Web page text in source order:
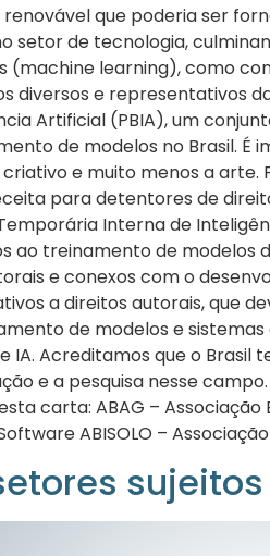
que poderia ser
setor de tecnologia,
(machine learning), como
diversos e representativos
Artificial (PBIA), um
de modelos no Brasil.
e muito menos a
para detentores de
Interna de
ao treinamento de modelos
e conexos com o
a direitos autorais, que
de modelos e
Acreditamos que o
e a pesquisa nesse
carta: ABAG –
ABISOLO –